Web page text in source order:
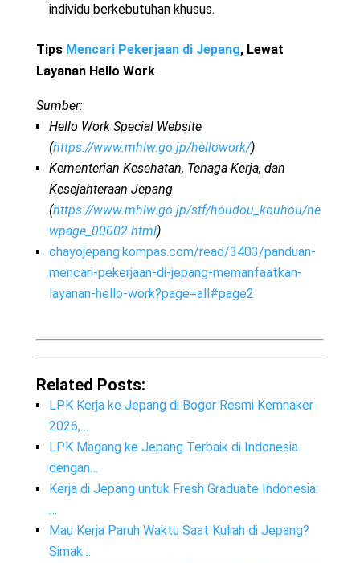
individu berkebutuhan khusus.
Tips Mencari Pekerjaan di Jepang, Lewat
Layanan Hello Work
Sumber:
Hello Work Special Website
(https://www.mhlw.go.jp/hellowork/)
Kementerian Kesehatan, Tenaga Kerja, dan
Kesejahteraan Jepang
(https://www.mhlw.go.jp/stf/houdou_kouhou/ne
wpage_00002.html)
ohayojepang.kompas.com/read/3403/panduan-
mencari-pekerjaan-di-jepang-memanfaatkan-
layanan-hello-work?page=all#page2
Related Posts:
LPK Kerja ke Jepang di Bogor Resmi Kemnaker
2026,…
LPK Magang ke Jepang Terbaik di Indonesia
dengan…
Kerja di Jepang untuk Fresh Graduate Indonesia:
…
Mau Kerja Paruh Waktu Saat Kuliah di Jepang?
Simak…